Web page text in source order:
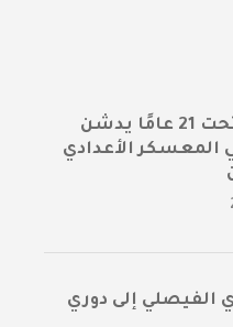
الفيصلي تحت 21 عامًا يدشن
المعسكر الأعدادي
الفيصلي إلى دوري